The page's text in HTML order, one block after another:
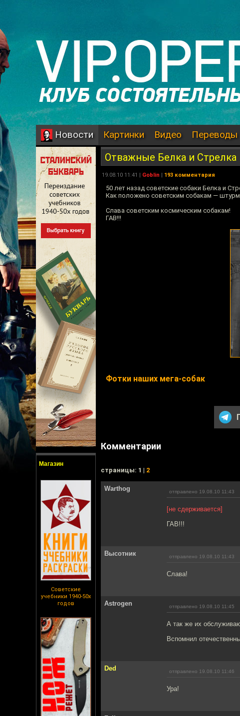
Новости Картинки Видео Переводы
Магазин
Советские
учебники 1940-50х
годов
Отважные Белка и Стрелка
19.08.10 11:41 | Goblin | 193 комментария
50 лет назад советские собаки Белка и
Как положено советским собакам —
Слава советским космическим собакам!
ГАВ!!!
Фотки наших мега-собак
Комментарии
cтраницы: 1 | 2
Warthog отправлено 19.08.10 11:43
[не сдерживается]
ГАВ!!!
Высотник отправлено 19.08.10 11:43
Слава!
Astrogen отправлено 19.08.10 11:45
А так же их
Вспомнил
Ded отправлено 19.08.10 11:46
Ура!